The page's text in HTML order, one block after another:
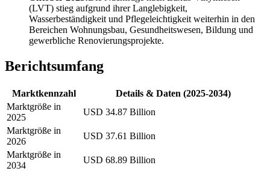
(LVT) stieg aufgrund ihrer Langlebigkeit,
Wasserbeständigkeit und Pflegeleichtigkeit weiterhin in den
Bereichen Wohnungsbau, Gesundheitswesen, Bildung und
gewerbliche Renovierungsprojekte.
Berichtsumfang
Marktkennzahl
Details & Daten (2025-2034)
Marktgröße in
2025
USD 34.87 Billion
Marktgröße in
2026
USD 37.61 Billion
Marktgröße in
2034
USD 68.89 Billion